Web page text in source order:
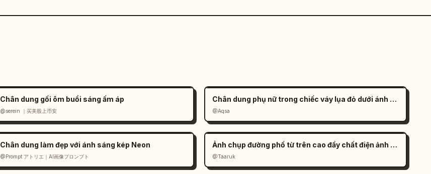
Chân dung gối ôm buổi sáng ấm áp
@serein ｜买美股上币安
Chân dung phụ nữ trong chiếc váy lụa đỏ dưới ánh nắng
@Aqsa
Chân dung làm đẹp với ánh sáng kép Neon
@Prompt アトリエ｜AI画像プロンプト
Ảnh chụp đường phố từ trên cao đầy chất điện ảnh của một cặp đôi
@Taaruk